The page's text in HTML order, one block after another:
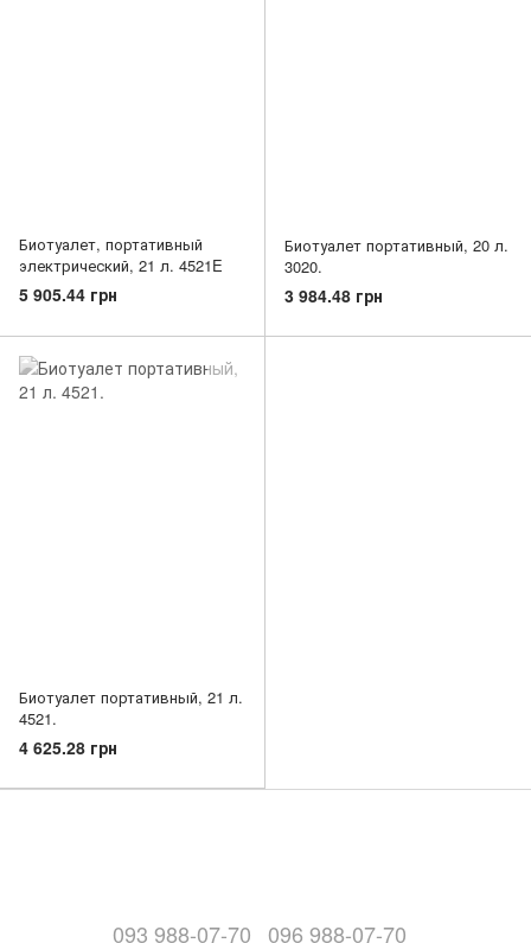
Биотуалет, портативный
электрический, 21 л. 4521E
5 905.44 грн
Биотуалет портативный, 20 л.
3020.
3 984.48 грн
Биотуалет портативный, 21 л.
4521.
4 625.28 грн
093 988-07-70 096 988-07-70